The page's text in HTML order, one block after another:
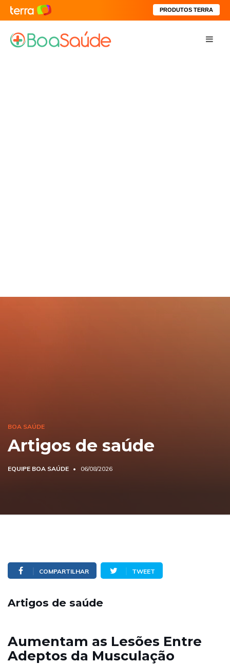
PRODUTOS TERRA
BOA SAÚDE
Artigos de saúde
EQUIPE BOA SAÚDE 06/08/2026
COMPARTILHAR TWEET
Artigos de saúde
Aumentam as Lesões Entre
Adeptos da Musculação